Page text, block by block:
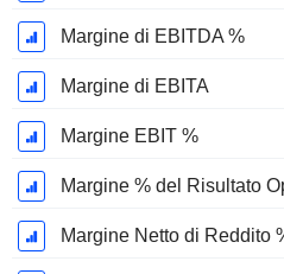
Margine di EBITDA %
Margine di EBITA
Margine EBIT %
Margine % del Risultato
Margine Netto di Reddito